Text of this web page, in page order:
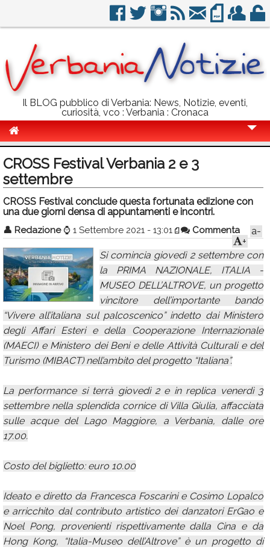
Il BLOG pubblico di Verbania: News, Notizie, eventi,
curiosità, vco : Verbania : Cronaca
Politica
Sport
Info Utili
Rubriche
Calendario
Annunci
CROSS Festival Verbania 2 e 3
settembre
CROSS Festival conclude questa fortunata edizione con
una due giorni densa di appuntamenti e incontri.
👤 Redazione ⌚ 1 Settembre 2021 - 13:01 Commenta
a-
+
Si comincia giovedì 2 settembre con
la PRIMA NAZIONALE, ITALIA -
MUSEO DELL’ALTROVE, un progetto
vincitore dell’importante bando
“Vivere all’italiana sul palcoscenico” indetto dai Ministero
degli Affari Esteri e della Cooperazione Internazionale
(MAECI) e Ministero dei Beni e delle Attività Culturali e del
Turismo (MIBACT) nell’ambito del progetto “Italiana”.
La performance si terrà giovedì 2 e in replica venerdì 3
settembre nella splendida cornice di Villa Giulia, affacciata
sulle acque del Lago Maggiore, a Verbania, dalle ore
17.00.
Costo del biglietto: euro 10.00
Ideato e diretto da Francesca Foscarini e Cosimo Lopalco
e arricchito dal contributo artistico dei danzatori ErGao e
Noel Pong, provenienti rispettivamente dalla Cina e da
Hong Kong, “Italia-Museo dell’Altrove” è un progetto di